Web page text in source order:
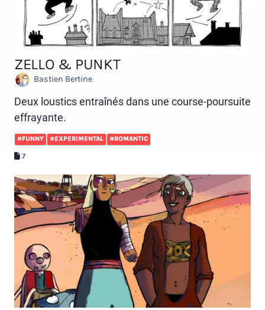
ZELLO & PUNKT
Bastien Bertine
Deux loustics entraînés dans une course-poursuite
effrayante.
#FUNNY #EXPERIMENTAL #ROMANTIC
7